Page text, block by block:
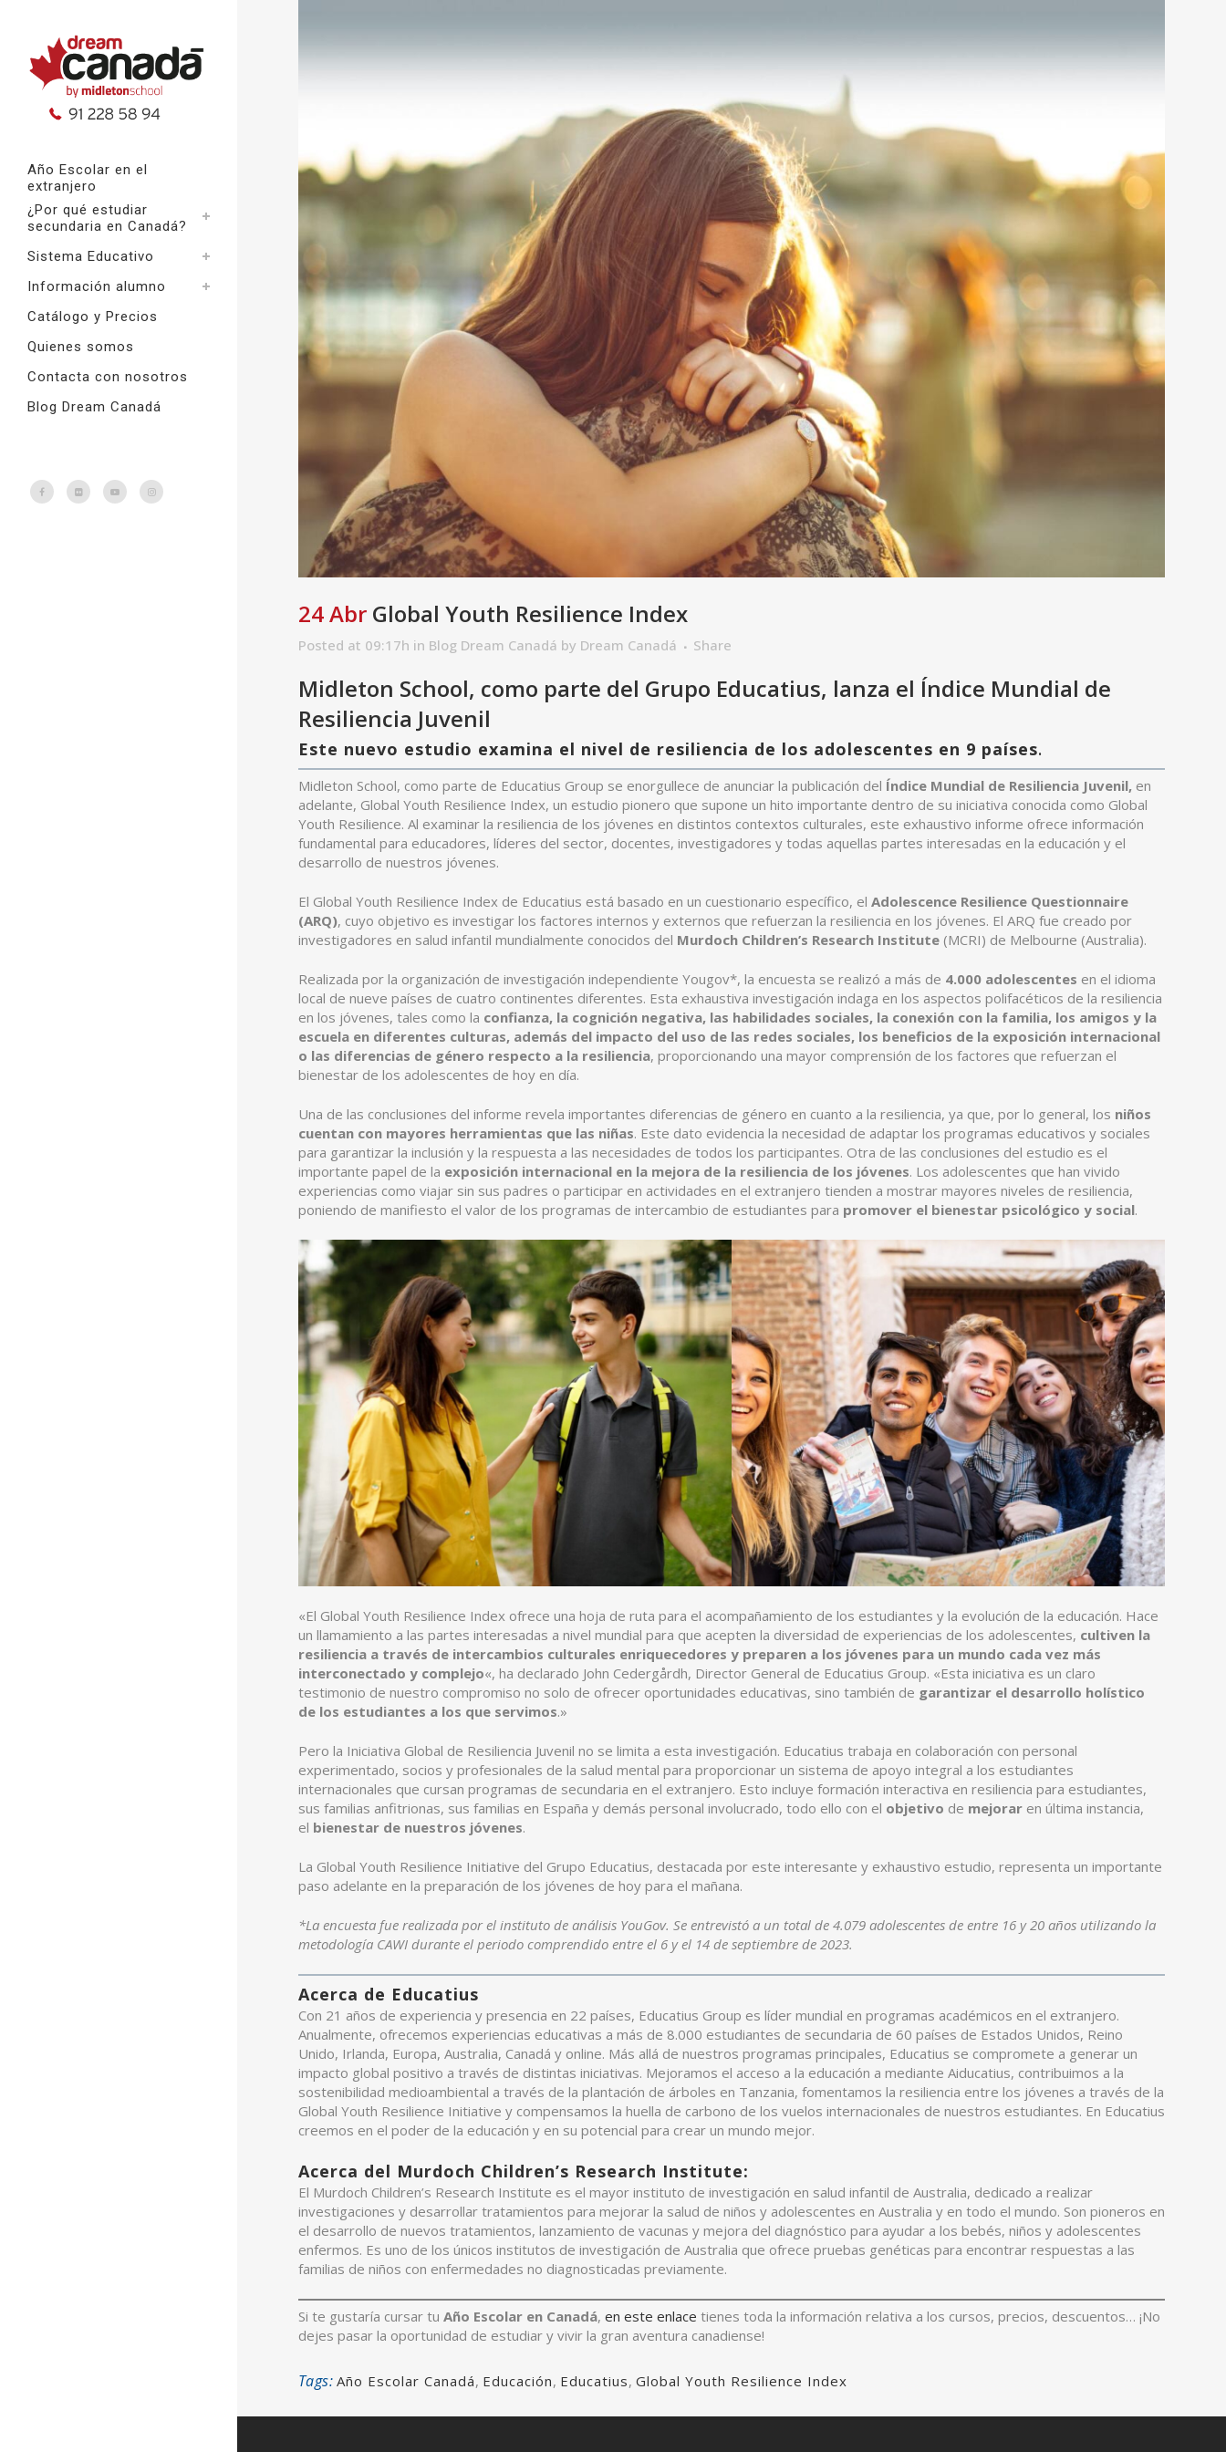
Año Escolar en el
extranjero
¿Por qué estudiar
secundaria en Canadá?
Sistema Educativo
Información alumno
Catálogo y Precios
Quienes somos
Contacta con nosotros
Blog Dream Canadá
24 Abr Global Youth Resilience Index
Posted at 09:17h in Blog Dream Canadá by Dream Canadá Share
Midleton School, como parte del Grupo Educatius, lanza el Índice Mundial de
Resiliencia Juvenil
Este nuevo estudio examina el nivel de resiliencia de los adolescentes en 9 países.
Midleton School, como parte de Educatius Group se enorgullece de anunciar la publicación del Índice Mundial de Resiliencia Juvenil, en
adelante, Global Youth Resilience Index, un estudio pionero que supone un hito importante dentro de su iniciativa conocida como Global
Youth Resilience. Al examinar la resiliencia de los jóvenes en distintos contextos culturales, este exhaustivo informe ofrece información
fundamental para educadores, líderes del sector, docentes, investigadores y todas aquellas partes interesadas en la educación y el
desarrollo de nuestros jóvenes.
El Global Youth Resilience Index de Educatius está basado en un cuestionario específico, el Adolescence Resilience Questionnaire
(ARQ), cuyo objetivo es investigar los factores internos y externos que refuerzan la resiliencia en los jóvenes. El ARQ fue creado por
investigadores en salud infantil mundialmente conocidos del Murdoch Children’s Research Institute (MCRI) de Melbourne (Australia).
Realizada por la organización de investigación independiente Yougov*, la encuesta se realizó a más de 4.000 adolescentes en el idioma
local de nueve países de cuatro continentes diferentes. Esta exhaustiva investigación indaga en los aspectos polifacéticos de la resiliencia
en los jóvenes, tales como la confianza, la cognición negativa, las habilidades sociales, la conexión con la familia, los amigos y la
escuela en diferentes culturas, además del impacto del uso de las redes sociales, los beneficios de la exposición internacional
o las diferencias de género respecto a la resiliencia, proporcionando una mayor comprensión de los factores que refuerzan el
bienestar de los adolescentes de hoy en día.
Una de las conclusiones del informe revela importantes diferencias de género en cuanto a la resiliencia, ya que, por lo general, los niños
cuentan con mayores herramientas que las niñas. Este dato evidencia la necesidad de adaptar los programas educativos y sociales
para garantizar la inclusión y la respuesta a las necesidades de todos los participantes. Otra de las conclusiones del estudio es el
importante papel de la exposición internacional en la mejora de la resiliencia de los jóvenes. Los adolescentes que han vivido
experiencias como viajar sin sus padres o participar en actividades en el extranjero tienden a mostrar mayores niveles de resiliencia,
poniendo de manifiesto el valor de los programas de intercambio de estudiantes para promover el bienestar psicológico y social.
«El Global Youth Resilience Index ofrece una hoja de ruta para el acompañamiento de los estudiantes y la evolución de la educación. Hace
un llamamiento a las partes interesadas a nivel mundial para que acepten la diversidad de experiencias de los adolescentes, cultiven la
resiliencia a través de intercambios culturales enriquecedores y preparen a los jóvenes para un mundo cada vez más
interconectado y complejo«, ha declarado John Cedergårdh, Director General de Educatius Group. «Esta iniciativa es un claro
testimonio de nuestro compromiso no solo de ofrecer oportunidades educativas, sino también de garantizar el desarrollo holístico
de los estudiantes a los que servimos.»
Pero la Iniciativa Global de Resiliencia Juvenil no se limita a esta investigación. Educatius trabaja en colaboración con personal
experimentado, socios y profesionales de la salud mental para proporcionar un sistema de apoyo integral a los estudiantes
internacionales que cursan programas de secundaria en el extranjero. Esto incluye formación interactiva en resiliencia para estudiantes,
sus familias anfitrionas, sus familias en España y demás personal involucrado, todo ello con el objetivo de mejorar en última instancia,
el bienestar de nuestros jóvenes.
La Global Youth Resilience Initiative del Grupo Educatius, destacada por este interesante y exhaustivo estudio, representa un importante
paso adelante en la preparación de los jóvenes de hoy para el mañana.
*La encuesta fue realizada por el instituto de análisis YouGov. Se entrevistó a un total de 4.079 adolescentes de entre 16 y 20 años utilizando la
metodología CAWI durante el periodo comprendido entre el 6 y el 14 de septiembre de 2023.
Acerca de Educatius
Con 21 años de experiencia y presencia en 22 países, Educatius Group es líder mundial en programas académicos en el extranjero.
Anualmente, ofrecemos experiencias educativas a más de 8.000 estudiantes de secundaria de 60 países de Estados Unidos, Reino
Unido, Irlanda, Europa, Australia, Canadá y online. Más allá de nuestros programas principales, Educatius se compromete a generar un
impacto global positivo a través de distintas iniciativas. Mejoramos el acceso a la educación a mediante Aiducatius, contribuimos a la
sostenibilidad medioambiental a través de la plantación de árboles en Tanzania, fomentamos la resiliencia entre los jóvenes a través de la
Global Youth Resilience Initiative y compensamos la huella de carbono de los vuelos internacionales de nuestros estudiantes. En Educatius
creemos en el poder de la educación y en su potencial para crear un mundo mejor.
Acerca del Murdoch Children’s Research Institute:
El Murdoch Children’s Research Institute es el mayor instituto de investigación en salud infantil de Australia, dedicado a realizar
investigaciones y desarrollar tratamientos para mejorar la salud de niños y adolescentes en Australia y en todo el mundo. Son pioneros en
el desarrollo de nuevos tratamientos, lanzamiento de vacunas y mejora del diagnóstico para ayudar a los bebés, niños y adolescentes
enfermos. Es uno de los únicos institutos de investigación de Australia que ofrece pruebas genéticas para encontrar respuestas a las
familias de niños con enfermedades no diagnosticadas previamente.
Si te gustaría cursar tu Año Escolar en Canadá, en este enlace tienes toda la información relativa a los cursos, precios, descuentos… ¡No
dejes pasar la oportunidad de estudiar y vivir la gran aventura canadiense!
Tags: Año Escolar Canadá, Educación, Educatius, Global Youth Resilience Index